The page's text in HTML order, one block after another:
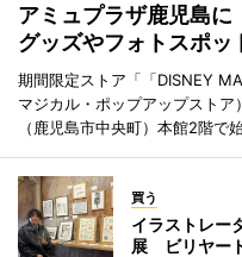
アミュプラザ鹿児島
グッズやフォトスポッ
期間限定ストア「「DISNEY
マジカル・ポップアップスト
（鹿児島市中央町）本館2階で
買う
イラストレー
展 ビリヤー